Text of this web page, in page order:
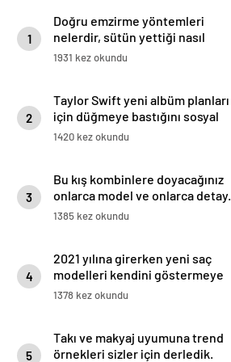
1
Doğru emzirme yöntemleri
nelerdir, sütün yettiği nasıl
anlaşılır?
1931 kez okundu
2
Taylor Swift yeni albüm planları
için düğmeye bastığını sosyal
medyadan duyurdu!
1420 kez okundu
3
Bu kış kombinlere doyacağınız
onlarca model ve onlarca detay.
1385 kez okundu
4
2021 yılına girerken yeni saç
modelleri kendini göstermeye
başladı.
1378 kez okundu
5
Takı ve makyaj uyumuna trend
örnekleri sizler için derledik.